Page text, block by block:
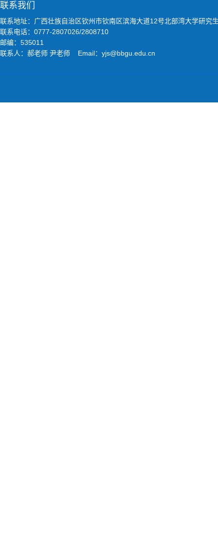
联系我们
联系地址：广西壮族自治区钦州市钦南区滨海大道12号北部湾大学研究
联系电话：0777-2807026/2808710
邮编：535011
联系人：郝老师 尹老师 Email：yjs@bbgu.edu.cn